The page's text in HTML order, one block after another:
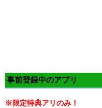
事前登録中のアプリ
※限定特典アリのみ！